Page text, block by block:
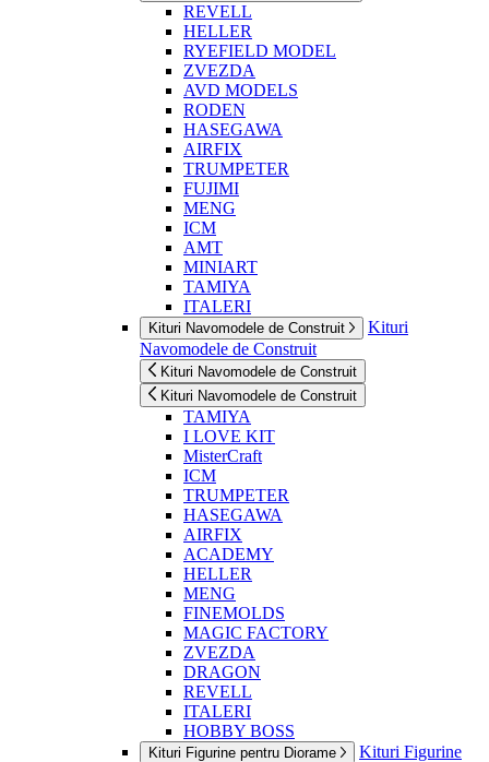
REVELL
HELLER
RYEFIELD MODEL
ZVEZDA
AVD MODELS
RODEN
HASEGAWA
AIRFIX
TRUMPETER
FUJIMI
MENG
ICM
AMT
MINIART
TAMIYA
ITALERI
Kituri Navomodele de Construit
Kituri
Navomodele de Construit
Kituri Navomodele de Construit
Kituri Navomodele de Construit
TAMIYA
I LOVE KIT
MisterCraft
ICM
TRUMPETER
HASEGAWA
AIRFIX
ACADEMY
HELLER
MENG
FINEMOLDS
MAGIC FACTORY
ZVEZDA
DRAGON
REVELL
ITALERI
HOBBY BOSS
Kituri Figurine pentru Diorame
Kituri Figurine